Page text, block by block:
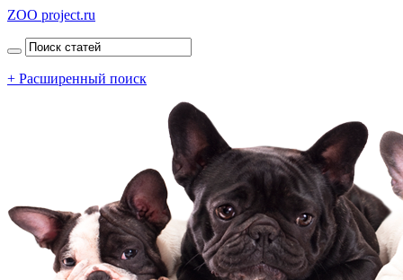
ZOO project.ru
+ Расширенный поиск